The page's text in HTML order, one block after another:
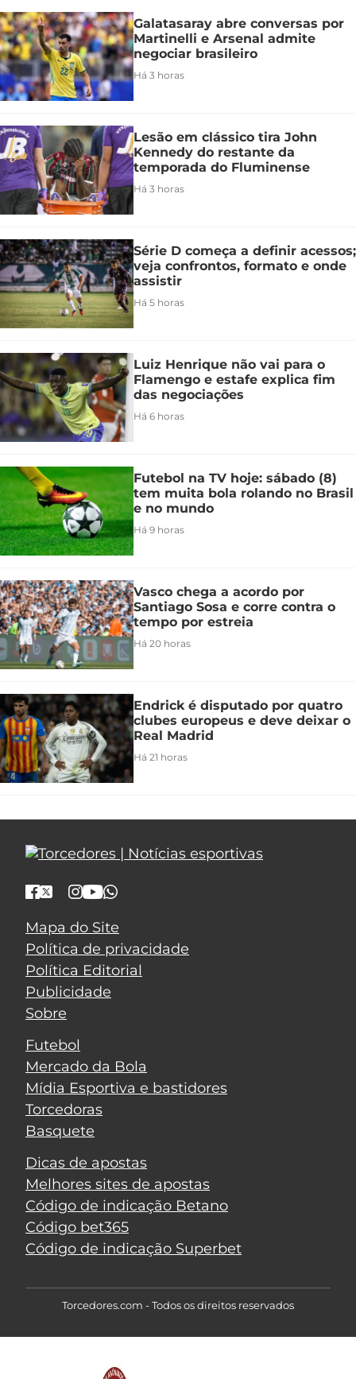
Galatasaray abre conversas por
Martinelli e Arsenal admite
negociar brasileiro
Há 3 horas
Lesão em clássico tira John
Kennedy do restante da
temporada do Fluminense
Há 3 horas
Série D começa a definir acessos;
veja confrontos, formato e onde
assistir
Há 5 horas
Luiz Henrique não vai para o
Flamengo e estafe explica fim
das negociações
Há 6 horas
Futebol na TV hoje: sábado (8)
tem muita bola rolando no Brasil
e no mundo
Há 9 horas
Vasco chega a acordo por
Santiago Sosa e corre contra o
tempo por estreia
Há 20 horas
Endrick é disputado por quatro
clubes europeus e deve deixar o
Real Madrid
Há 21 horas
Mapa do Site
Política de privacidade
Política Editorial
Publicidade
Sobre
Futebol
Mercado da Bola
Mídia Esportiva e bastidores
Torcedoras
Basquete
Dicas de apostas
Melhores sites de apostas
Código de indicação Betano
Código bet365
Código de indicação Superbet
Torcedores.com - Todos os direitos reservados